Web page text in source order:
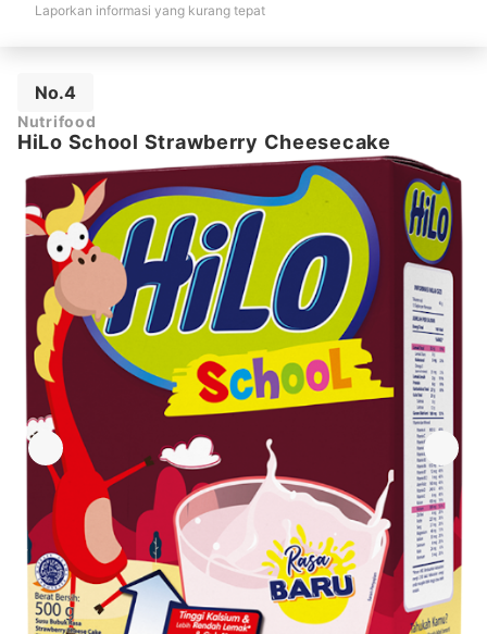
Laporkan informasi yang kurang tepat
No.4
Nutrifood
HiLo School Strawberry Cheesecake